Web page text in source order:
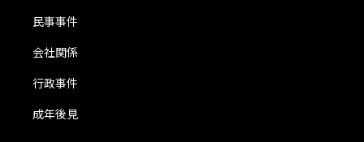
民事事件
会社関係
行政事件
成年後見